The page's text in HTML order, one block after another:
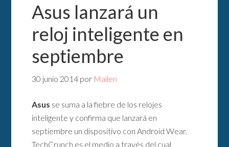
Asus lanzará un
reloj inteligente en
septiembre
30 junio 2014 por Mailen
Asus se suma a la fiebre de los relojes
inteligente y confirma que lanzará en
septiembre un dispositivo con Android Wear.
TechCrunch es el medio a través del cual